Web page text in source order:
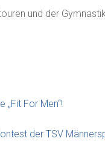
und der
„Fit For Men“!
der TSV